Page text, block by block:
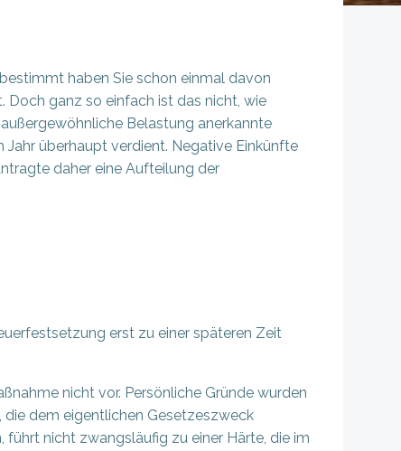
haben Sie schon einmal davon
Doch ganz so einfach ist das nicht, wie
Belastung anerkannte
überhaupt verdient. Negative Einkünfte
daher eine Aufteilung der
erst zu einer späteren Zeit
nicht vor. Persönliche Gründe wurden
dem eigentlichen Gesetzeszweck
nicht zwangsläufig zu einer Härte, die im